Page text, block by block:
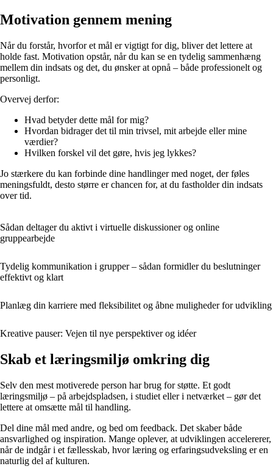
Motivation gennem mening
Når du forstår, hvorfor et mål er vigtigt for dig, bliver det lettere at
holde fast. Motivation opstår, når du kan se en tydelig sammenhæng
mellem din indsats og det, du ønsker at opnå – både professionelt og
personligt.
Overvej derfor:
Hvad betyder dette mål for mig?
Hvordan bidrager det til min trivsel, mit arbejde eller mine
værdier?
Hvilken forskel vil det gøre, hvis jeg lykkes?
Jo stærkere du kan forbinde dine handlinger med noget, der føles
meningsfuldt, desto større er chancen for, at du fastholder din indsats
over tid.
Sådan deltager du aktivt i virtuelle diskussioner og online
gruppearbejde
Tydelig kommunikation i grupper – sådan formidler du beslutninger
effektivt og klart
Planlæg din karriere med fleksibilitet og åbne muligheder for udvikling
Kreative pauser: Vejen til nye perspektiver og idéer
Skab et læringsmiljø omkring dig
Selv den mest motiverede person har brug for støtte. Et godt
læringsmiljø – på arbejdspladsen, i studiet eller i netværket – gør det
lettere at omsætte mål til handling.
Del dine mål med andre, og bed om feedback. Det skaber både
ansvarlighed og inspiration. Mange oplever, at udviklingen accelererer,
når de indgår i et fællesskab, hvor læring og erfaringsudveksling er en
naturlig del af kulturen.